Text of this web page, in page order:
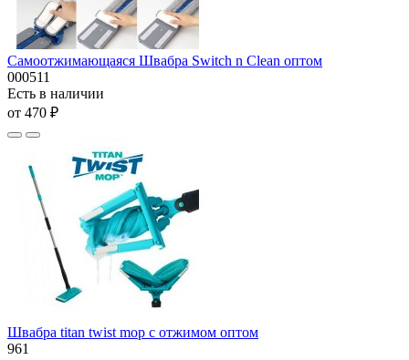
Самоотжимающаяся Швабра Switch n Clean оптом
000511
Есть в наличии
от 470 ₽
Швабра titan twist mop с отжимом оптом
961